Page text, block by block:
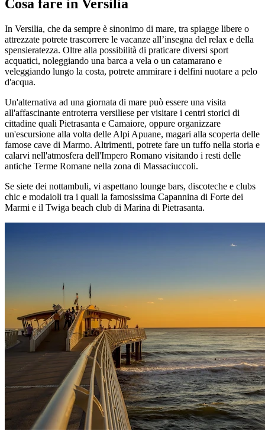
Cosa fare in Versilia
In Versilia, che da sempre è sinonimo di mare, tra spiagge libere o
attrezzate potrete trascorrere le vacanze all’insegna del relax e della
spensieratezza. Oltre alla possibilità di praticare diversi sport
acquatici, noleggiando una barca a vela o un catamarano e
veleggiando lungo la costa, potrete ammirare i delfini nuotare a pelo
d'acqua.
Un'alternativa ad una giornata di mare può essere una visita
all'affascinante entroterra versiliese per visitare i centri storici di
cittadine quali Pietrasanta e Camaiore, oppure organizzare
un'escursione alla volta delle Alpi Apuane, magari alla scoperta delle
famose cave di Marmo. Altrimenti, potrete fare un tuffo nella storia e
calarvi nell'atmosfera dell'Impero Romano visitando i resti delle
antiche Terme Romane nella zona di Massaciuccoli.
Se siete dei nottambuli, vi aspettano lounge bars, discoteche e clubs
chic e modaioli tra i quali la famosissima Capannina di Forte dei
Marmi e il Twiga beach club di Marina di Pietrasanta.